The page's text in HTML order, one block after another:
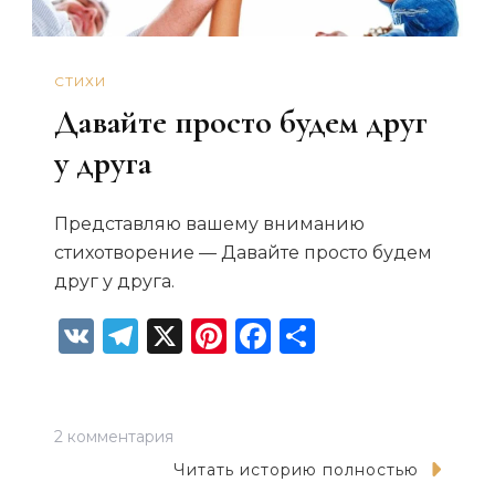
СТИХИ
Давайте просто будем друг
у друга
Представляю вашему вниманию
стихотворение — Давайте просто будем
друг у друга.
VK Telegram
X Pinterest
Facebook
2 комментария
записи
Читать историю полностью